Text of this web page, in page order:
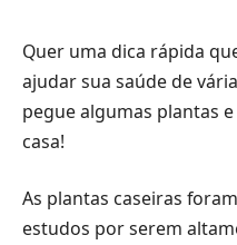
Quer uma dica rápida
ajudar sua saúde de
pegue algumas plantas
casa!
As plantas caseiras
estudos por serem